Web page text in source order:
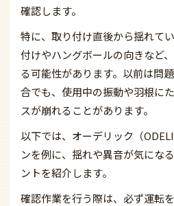
確認します。
特に、取り付け直後から揺れて
付けやハングボールの向きなど
る可能性があります。以前は問
合でも、使用中の振動や羽根に
スが崩れることがあります。
以下では、オーデリック（
ンを例に、揺れや異音が気にな
ントを紹介します。
確認作業を行う際は、必ず運転